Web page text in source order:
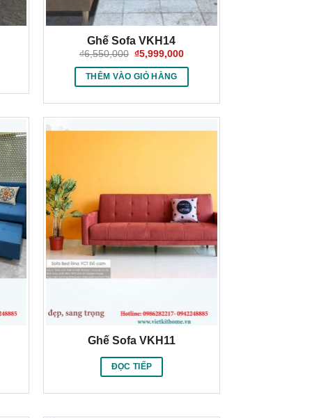
Ghế Sofa VKH14
₫6,550,000 Giá
là:
₫6,550,000.
₫5,999,000Giá
tại
là:
THÊM VÀO GIỎ HÀNG
Ghế Sofa VKH11
ĐỌC TIẾP